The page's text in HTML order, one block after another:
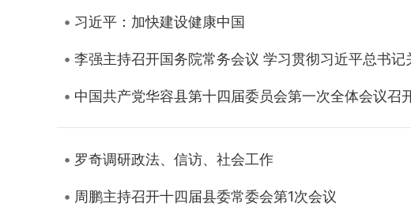
习近平：加快建设健康中国
李强主持召开国务院常务会议 学习贯彻习近平总书
中国共产党华容县第十四届委员会第一次全体会议召
罗奇调研政法、信访、社会工作
周鹏主持召开十四届县委常委会第1次会议